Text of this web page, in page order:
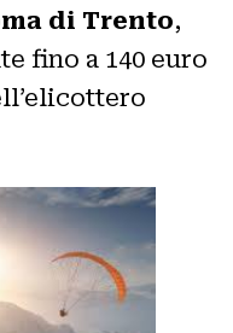
di Trento,
fino a 140 euro